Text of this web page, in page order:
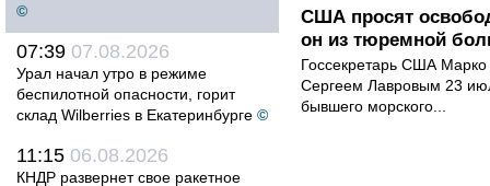
©
07:39 07.08.2026
Урал начал утро в режиме
беспилотной опасности, горит
склад Wilberries в Екатеринбурге ©
11:15 06.08.2026
КНДР развернет свое ракетное
США просят
он из тюремной
Госсекретарь США
Сергеем Лавровым 23
бывшего морского...